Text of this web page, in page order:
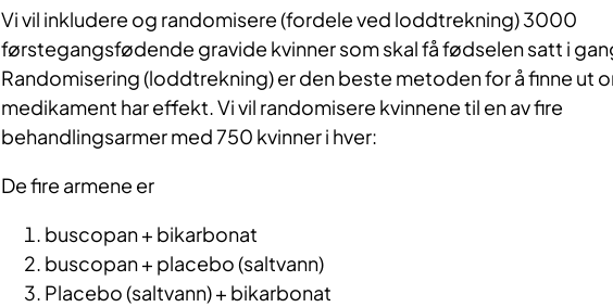
Vi vil inkludere og randomisere (fordele ved loddtrekning) 3000
førstegangsfødende gravide kvinner som skal få fødselen satt i
Randomisering (loddtrekning) er den beste metoden for å finne ut
medikament har effekt. Vi vil randomisere kvinnene til en av fire
behandlingsarmer med 750 kvinner i hver:
De fire armene er
buscopan + bikarbonat
buscopan + placebo (saltvann)
Placebo (saltvann) + bikarbonat